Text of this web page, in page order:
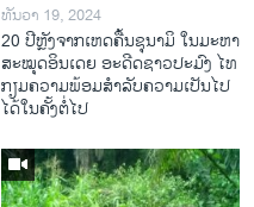
ທັນວາ 19, 2024
20 ປີຫຼັງ​ຈາກ​ເຫດ​ຄື້ນ​ຊຸ​ນາ​ມິ ໃນ​ມະ​ຫາ​
ສະ​ໝຸດ​ອິນ​ເດຍ ອະ​ດີດ​ຊາວ​ປະ​ມົງ ໄທ
ກຽມ​ຄວາມ​ພ້ອມ​ສຳ​ລັບ​ຄວາມ​ເປັນ​ໄປ​
ໄດ້​ໃນ​ຄັ້ງ​ຕໍ່​ໄປ